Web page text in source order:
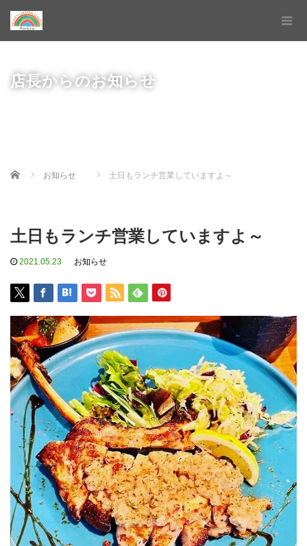
店長からのお知らせ
Home お知らせ 土日もランチ営業していますよ～
土日もランチ営業していますよ～
2021.05.23 お知らせ